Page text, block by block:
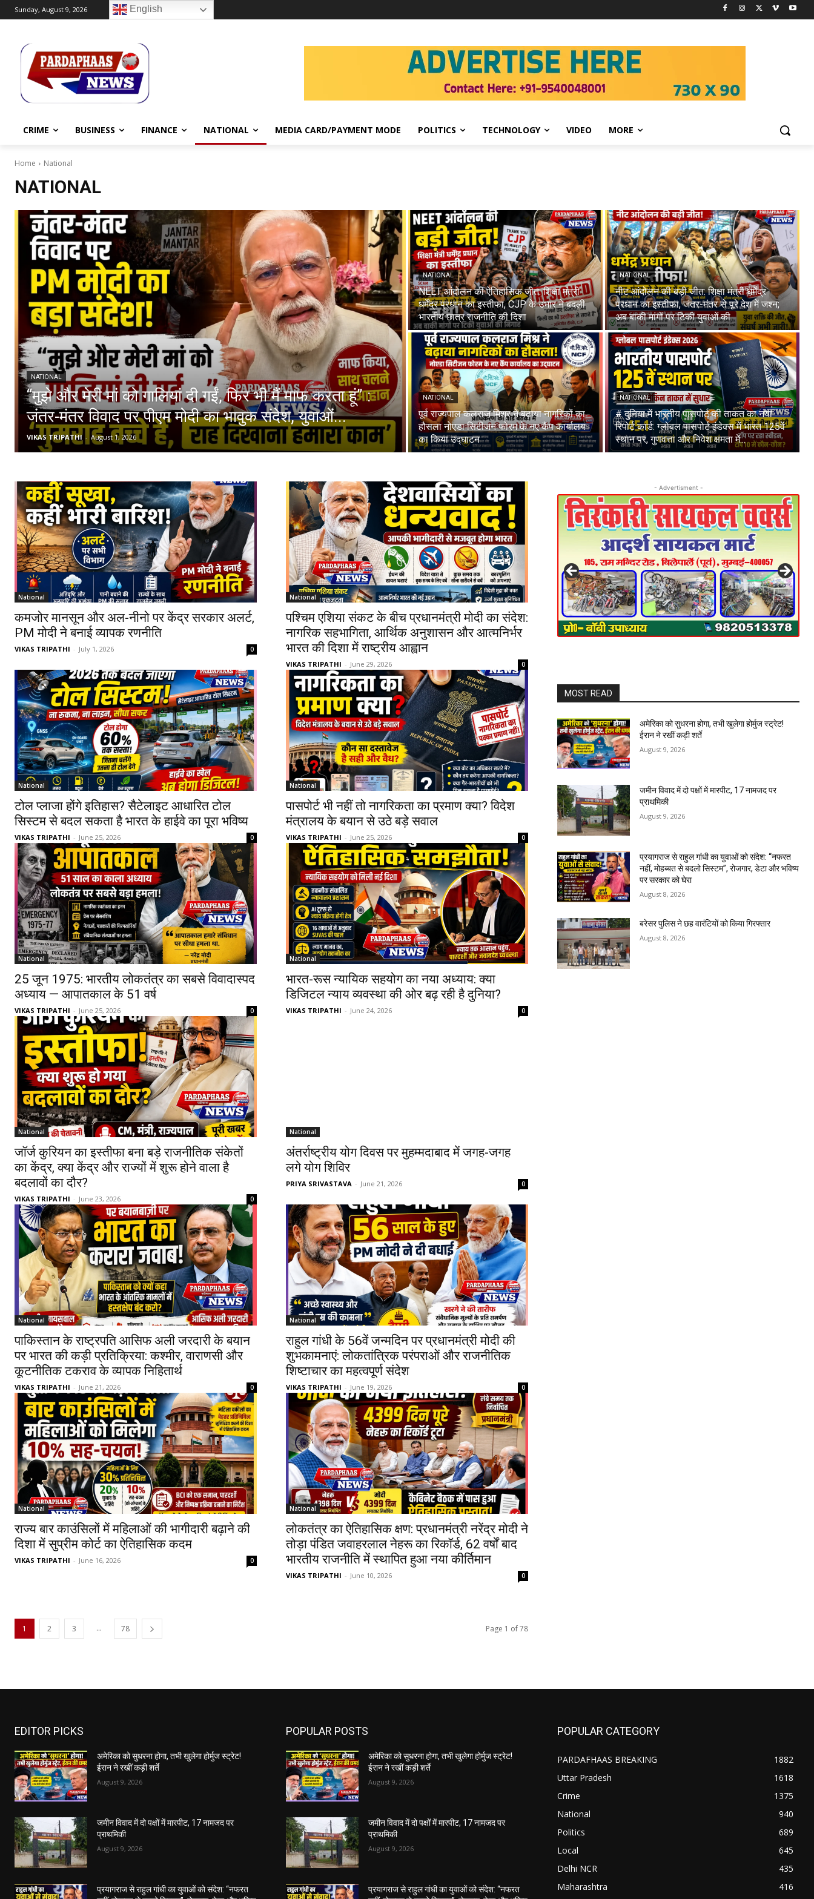
Sunday, August 9, 2026 English
CRIME BUSINESS FINANCE NATIONAL MEDIA CARD/PAYMENT MODE POLITICS TECHNOLOGY VIDEO MORE
Home National
NATIONAL
NATIONAL
“मुझे और मेरी मां को गालियां दी गईं, फिर भी मैं माफ करता हूं” :
जंतर-मंतर विवाद पर पीएम मोदी का भावुक संदेश, युवाओं...
VIKAS TRIPATHI - August 1, 2026
NATIONAL
NEET आंदोलन की ऐतिहासिक जीत: शिक्षा मंत्री
धर्मेंद्र प्रधान का इस्तीफा, CJP के उभार ने बदली
भारतीय छात्र राजनीति की दिशा
NATIONAL
नीट आंदोलन की बड़ी जीत: शिक्षा मंत्री धर्मेंद्र
प्रधान का इस्तीफा, जंतर-मंतर से पूरे देश में जश्न;
अब बाकी मांगों पर टिकी युवाओं की...
NATIONAL
पूर्व राज्यपाल कलराज मिश्र ने बढ़ाया नागरिकों का
हौसला नोएडा सिटीजन फोरम के नए कैंप कार्यालय
का किया उद्घाटन
NATIONAL
# दुनिया में भारतीय पासपोर्ट की ताकत का नया
रिपोर्ट कार्ड: ग्लोबल पासपोर्ट इंडेक्स में भारत 125वें
स्थान पर, गुणवत्ता और निवेश क्षमता में...
National
कमजोर मानसून और अल-नीनो पर केंद्र सरकार अलर्ट,
PM मोदी ने बनाई व्यापक रणनीति
VIKAS TRIPATHI - July 1, 2026 0
National
पश्चिम एशिया संकट के बीच प्रधानमंत्री मोदी का संदेश:
नागरिक सहभागिता, आर्थिक अनुशासन और आत्मनिर्भर
भारत की दिशा में राष्ट्रीय आह्वान
VIKAS TRIPATHI - June 29, 2026 0
National
टोल प्लाजा होंगे इतिहास? सैटेलाइट आधारित टोल
सिस्टम से बदल सकता है भारत के हाईवे का पूरा भविष्य
VIKAS TRIPATHI - June 25, 2026 0
National
पासपोर्ट भी नहीं तो नागरिकता का प्रमाण क्या? विदेश
मंत्रालय के बयान से उठे बड़े सवाल
VIKAS TRIPATHI - June 25, 2026 0
National
25 जून 1975: भारतीय लोकतंत्र का सबसे विवादास्पद
अध्याय — आपातकाल के 51 वर्ष
VIKAS TRIPATHI - June 25, 2026 0
National
भारत-रूस न्यायिक सहयोग का नया अध्याय: क्या
डिजिटल न्याय व्यवस्था की ओर बढ़ रही है दुनिया?
VIKAS TRIPATHI - June 24, 2026 0
National
जॉर्ज कुरियन का इस्तीफा बना बड़े राजनीतिक संकेतों
का केंद्र, क्या केंद्र और राज्यों में शुरू होने वाला है
बदलावों का दौर?
VIKAS TRIPATHI - June 23, 2026 0
National
अंतर्राष्ट्रीय योग दिवस पर मुहम्मदाबाद में जगह-जगह
लगे योग शिविर
PRIYA SRIVASTAVA - June 21, 2026 0
National
पाकिस्तान के राष्ट्रपति आसिफ अली जरदारी के बयान
पर भारत की कड़ी प्रतिक्रिया: कश्मीर, वाराणसी और
कूटनीतिक टकराव के व्यापक निहितार्थ
VIKAS TRIPATHI - June 21, 2026 0
National
राहुल गांधी के 56वें जन्मदिन पर प्रधानमंत्री मोदी की
शुभकामनाएं: लोकतांत्रिक परंपराओं और राजनीतिक
शिष्टाचार का महत्वपूर्ण संदेश
VIKAS TRIPATHI - June 19, 2026 0
National
राज्य बार काउंसिलों में महिलाओं की भागीदारी बढ़ाने की
दिशा में सुप्रीम कोर्ट का ऐतिहासिक कदम
VIKAS TRIPATHI - June 16, 2026 0
National
लोकतंत्र का ऐतिहासिक क्षण: प्रधानमंत्री नरेंद्र मोदी ने
तोड़ा पंडित जवाहरलाल नेहरू का रिकॉर्ड, 62 वर्षों बाद
भारतीय राजनीति में स्थापित हुआ नया कीर्तिमान
VIKAS TRIPATHI - June 10, 2026 0
1 2 3 ... 78 Page 1 of 78
- Advertisment -
MOST READ
अमेरिका को सुधरना होगा, तभी खुलेगा होर्मुज स्ट्रेट!
ईरान ने रखीं कड़ी शर्ते
August 9, 2026
जमीन विवाद में दो पक्षों में मारपीट, 17 नामजद पर
प्राथमिकी
August 9, 2026
प्रयागराज से राहुल गांधी का युवाओं को संदेश: “नफरत
नहीं, मोहब्बत से बदलो सिस्टम”, रोजगार, डेटा और भविष्य
पर सरकार को घेरा
August 8, 2026
बरेसर पुलिस ने छह वारंटियों को किया गिरफ्तार
August 8, 2026
EDITOR PICKS
अमेरिका को सुधरना होगा, तभी खुलेगा होर्मुज स्ट्रेट!
ईरान ने रखीं कड़ी शर्ते
August 9, 2026
जमीन विवाद में दो पक्षों में मारपीट, 17 नामजद पर
प्राथमिकी
August 9, 2026
प्रयागराज से राहुल गांधी का युवाओं को संदेश: “नफरत
POPULAR POSTS
अमेरिका को सुधरना होगा, तभी खुलेगा होर्मुज स्ट्रेट!
ईरान ने रखीं कड़ी शर्ते
August 9, 2026
जमीन विवाद में दो पक्षों में मारपीट, 17 नामजद पर
प्राथमिकी
August 9, 2026
प्रयागराज से राहुल गांधी का युवाओं को संदेश: “नफरत
POPULAR CATEGORY
PARDAFHAAS BREAKING
1882
Uttar Pradesh
1618
Crime
1375
National
940
Politics
689
Local
645
Delhi NCR
435
Maharashtra
416